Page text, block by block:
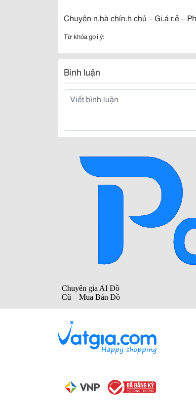
Chuyên n.hà chín.h chủ – Gi.á r.ẻ –
Từ khóa gợi ý:
Bình luận